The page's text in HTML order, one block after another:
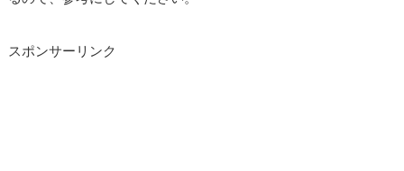
スポンサーリンク